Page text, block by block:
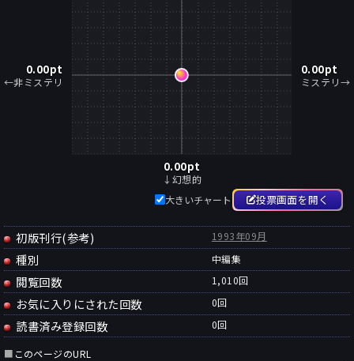
0.00pt
←非ミステリ
0.00pt
ミステリ→
0.00pt
↓幻想的
大きいチャート
投票画面を開く
初版刊行(参考) 1993年09月
種別 中編集
閲覧回数 1,010回
お気に入りにされた回数 0回
読書済み登録回数 0回
■ このページのURL